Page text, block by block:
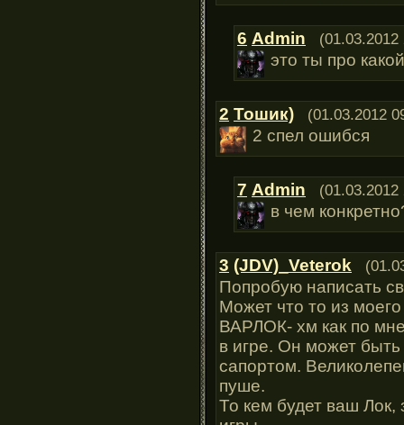
6 Admin (01.03.2012
это ты про
2 Тошик) (01.03.2012
2 спел ошибся
7 Admin (01.03.2012
в чем
3 (JDV)_Veterok
Попробую написать
Может что то из
ВАРЛОК- хм как по
в игре. Он может
сапортом.
пуше.
То кем будет ваш Лок,